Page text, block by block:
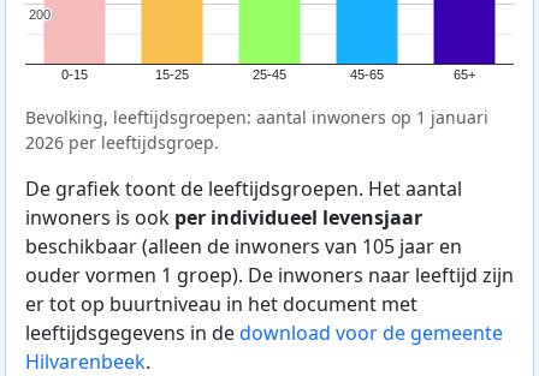
0-15 15-25 25-45 45-65 65+
200
200
Bevolking, leeftijdsgroepen: aantal inwoners op 1 januari
2026 per leeftijdsgroep.
De grafiek toont de leeftijdsgroepen. Het aantal
inwoners is ook per individueel levensjaar
beschikbaar (alleen de inwoners van 105 jaar en
ouder vormen 1 groep). De inwoners naar leeftijd zijn
er tot op buurtniveau in het document met
leeftijdsgegevens in dedownload voor de gemeente
Hilvarenbeek.